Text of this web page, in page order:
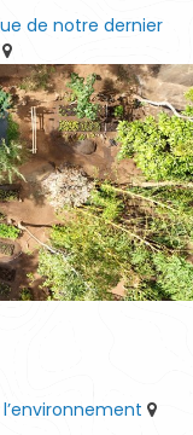
de notre dernier